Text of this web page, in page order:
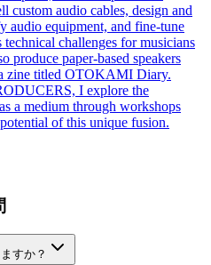
custom audio cables, design and
audio equipment, and fine-tune
challenges for musicians
produce paper-based speakers
zine titled OTOKAMI Diary.
I explore the
a medium through workshops
of this unique fusion.
すか？